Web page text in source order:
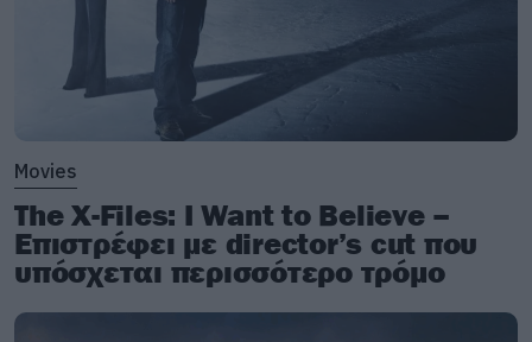
Movies
The X-Files: I Want to Believe –
Επιστρέφει με director’s cut που
υπόσχεται περισσότερο τρόμο